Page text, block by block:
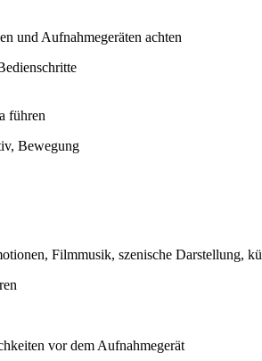
und Aufnahmegeräten achten
führen
Bewegung
Filmmusik, szenische Darstellung,
vor dem Aufnahmegerät